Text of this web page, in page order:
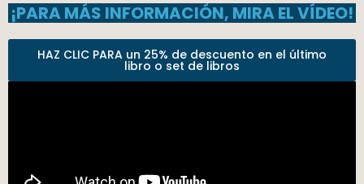
¡PARA MÁS INFORMACIÓN, MIRA EL VÍDEO!
HAZ CLIC PARA un 25% de descuento en el último
libro o set de libros